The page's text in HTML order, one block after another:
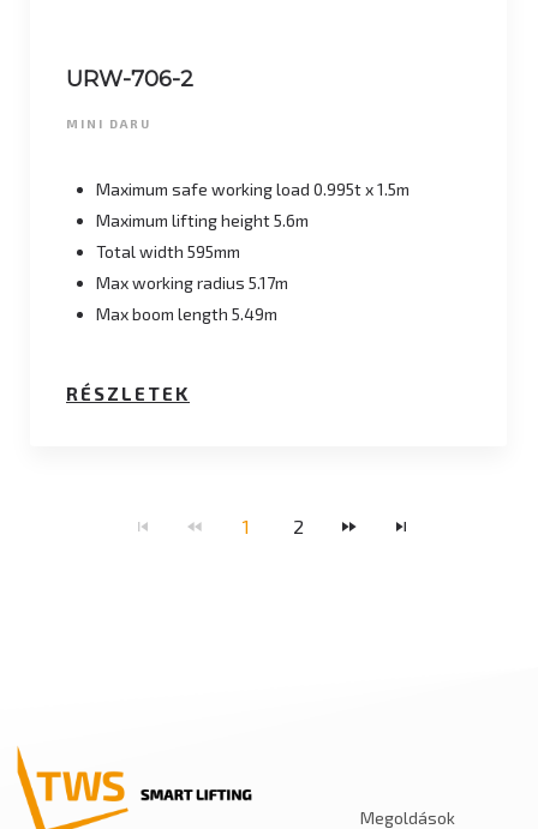
URW-706-2
MINI DARU
Maximum safe working load 0.995t x 1.5m
Maximum lifting height 5.6m
Total width 595mm
Max working radius 5.17m
Max boom length 5.49m
RÉSZLETEK
1 2
Megoldások